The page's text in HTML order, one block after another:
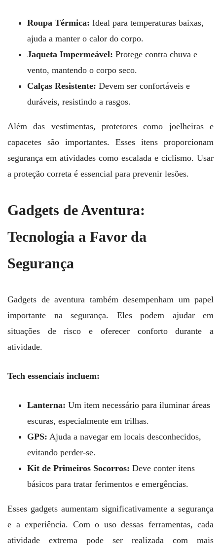
Roupa Térmica: Ideal para temperaturas baixas,
ajuda a manter o calor do corpo.
Jaqueta Impermeável: Protege contra chuva e
vento, mantendo o corpo seco.
Calças Resistente: Devem ser confortáveis e
duráveis, resistindo a rasgos.
Além das vestimentas, protetores como joelheiras e
capacetes são importantes. Esses itens proporcionam
segurança em atividades como escalada e ciclismo. Usar
a proteção correta é essencial para prevenir lesões.
Gadgets de Aventura:
Tecnologia a Favor da
Segurança
Gadgets de aventura também desempenham um papel
importante na segurança. Eles podem ajudar em
situações de risco e oferecer conforto durante a
atividade.
Tech essenciais incluem:
Lanterna: Um item necessário para iluminar áreas
escuras, especialmente em trilhas.
GPS: Ajuda a navegar em locais desconhecidos,
evitando perder-se.
Kit de Primeiros Socorros: Deve conter itens
básicos para tratar ferimentos e emergências.
Esses gadgets aumentam significativamente a segurança
e a experiência. Com o uso dessas ferramentas, cada
atividade extrema pode ser realizada com mais